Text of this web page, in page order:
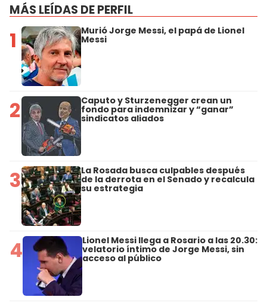
MÁS LEÍDAS DE PERFIL
1 Murió Jorge Messi, el papá de Lionel
Messi
2 Caputo y Sturzenegger crean un
fondo para indemnizar y “ganar”
sindicatos aliados
3 La Rosada busca culpables después
de la derrota en el Senado y recalcula
su estrategia
4 Lionel Messi llega a Rosario a las 20.30:
velatorio íntimo de Jorge Messi, sin
acceso al público